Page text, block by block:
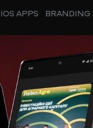
IOS APPS BRANDING